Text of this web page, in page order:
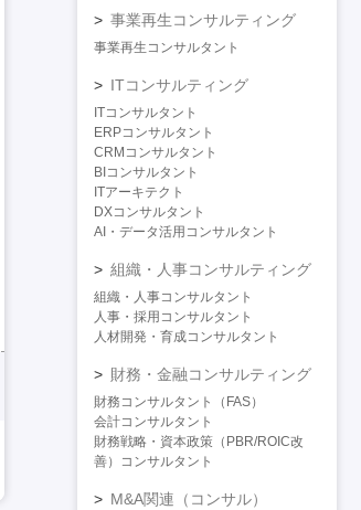
事業再生コンサルティング
事業再生コンサルタント
ITコンサルティング
ITコンサルタント
ERPコンサルタント
CRMコンサルタント
BIコンサルタント
ITアーキテクト
DXコンサルタント
AI・データ活用コンサルタント
組織・人事コンサルティング
組織・人事コンサルタント
人事・採用コンサルタント
人材開発・育成コンサルタント
財務・金融コンサルティング
財務コンサルタント（FAS）
会計コンサルタント
財務戦略・資本政策（PBR/ROIC改
善）コンサルタント
M&A関連（コンサル）